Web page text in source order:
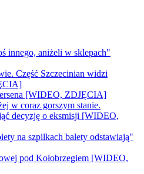
innego, aniżeli w sklepach"
Część Szczecinian widzi
[WIDEO, ZDJĘCIA]
w coraz gorszym stanie.
decyzję o eksmisji [WIDEO,
na szpilkach balety odstawiają"
pod Kołobrzegiem [WIDEO,